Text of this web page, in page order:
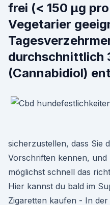
frei (< 150 µg
Vegetarier
durchschnittlich
(Cannabidiol)
sicherzustellen, dass Sie
Vorschriften kennen,
möglichst schnell das
Hier kannst du bald im
Zigaretten kaufen - In